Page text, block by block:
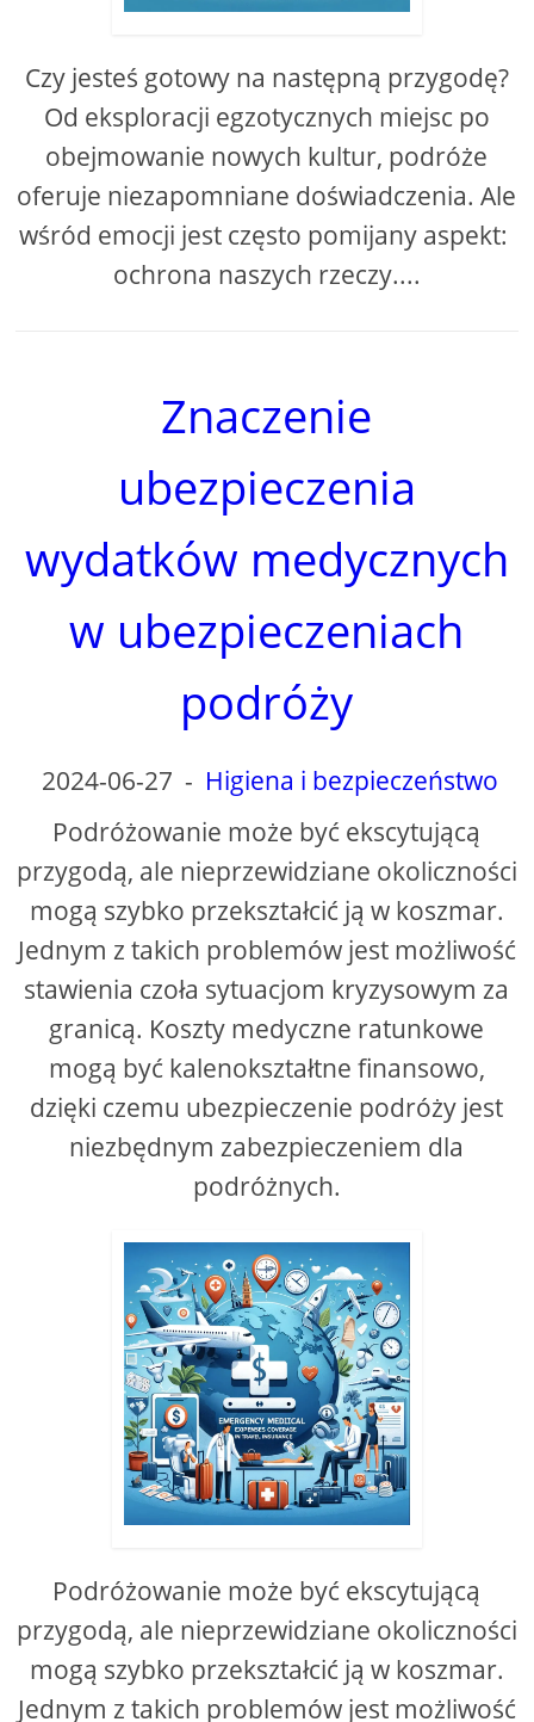
Czy jesteś gotowy na następną przygodę?
Od eksploracji egzotycznych miejsc po
obejmowanie nowych kultur, podróże
oferuje niezapomniane doświadczenia. Ale
wśród emocji jest często pomijany aspekt: ​​
ochrona naszych rzeczy....
Znaczenie
ubezpieczenia
wydatków medycznych
w ubezpieczeniach
podróży
2024-06-27 - Higiena i bezpieczeństwo
Podróżowanie może być ekscytującą
przygodą, ale nieprzewidziane okoliczności
mogą szybko przekształcić ją w koszmar.
Jednym z takich problemów jest możliwość
stawienia czoła sytuacjom kryzysowym za
granicą. Koszty medyczne ratunkowe
mogą być kalenokształtne finansowo,
dzięki czemu ubezpieczenie podróży jest
niezbędnym zabezpieczeniem dla
podróżnych.
Podróżowanie może być ekscytującą
przygodą, ale nieprzewidziane okoliczności
mogą szybko przekształcić ją w koszmar.
Jednym z takich problemów jest możliwość